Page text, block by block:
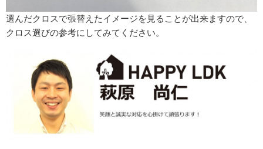
選んだクロスで張替えたイメージを見ることが出来ますので、
クロス選びの参考にしてみてください。